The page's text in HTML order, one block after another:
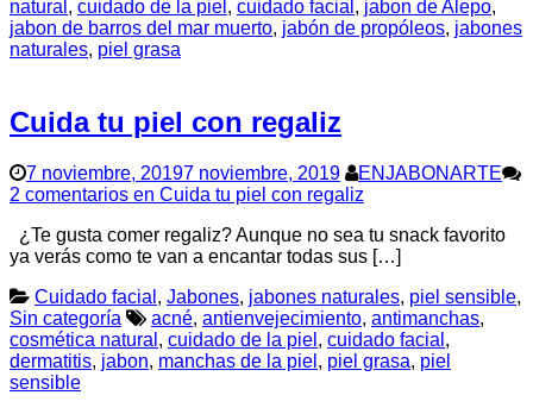
natural , cuidado de la piel , cuidado facial , jabon de Alepo,
jabon de barros del mar muerto, jabón de propóleos, jabones
naturales, piel grasa
Cuida tu piel con regaliz
7 noviembre, 20197 noviembre, 2019
ENJABONARTE
2 comentarios en Cuida tu piel con regaliz
¿Te gusta comer regaliz? Aunque no sea tu snack favorito
ya verás como te van a encantar todas sus […]
Cuidado facial , Jabones, jabones naturales, piel sensible,
Sin categoría
acné, antienvejecimiento, antimanchas,
cosmética natural , cuidado de la piel , cuidado facial ,
dermatitis, jabon, manchas de la piel , piel grasa, piel
sensible